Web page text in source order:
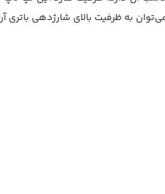
به ظرفیت بالای شارژدهی باتری